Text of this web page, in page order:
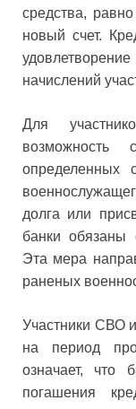
средства,
новый счет.
начислений
Для
возможность
определенных
долга или
банки обязаны
Эта мера
раненых
Участники СВО
на период
означает, что
погашения